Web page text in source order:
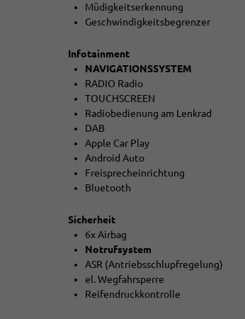
Müdigkeitserkennung
Geschwindigkeitsbegrenzer
Infotainment
NAVIGATIONSSYSTEM
RADIO Radio
TOUCHSCREEN
Radiobedienung am Lenkrad
DAB
Apple Car Play
Android Auto
Freisprecheinrichtung
Bluetooth
Sicherheit
6x Airbag
Notrufsystem
ASR (Antriebsschlupfregelung)
el. Wegfahrsperre
Reifendruckkontrolle